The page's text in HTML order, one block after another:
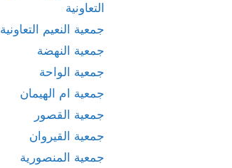
التعاونية
جمعية النعيم التعاونية
جمعية النهضة
جمعية الواحة
جمعية ام الهيمان
جمعية القصور
جمعية القيروان
جمعية المنصورية